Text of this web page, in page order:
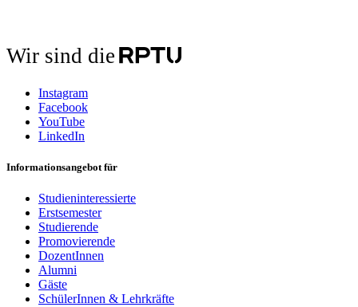
Wir sind die
Instagram
Facebook
YouTube
LinkedIn
Informationsangebot für
Studieninteressierte
Erstsemester
Studierende
Promovierende
DozentInnen
Alumni
Gäste
SchülerInnen & Lehrkräfte